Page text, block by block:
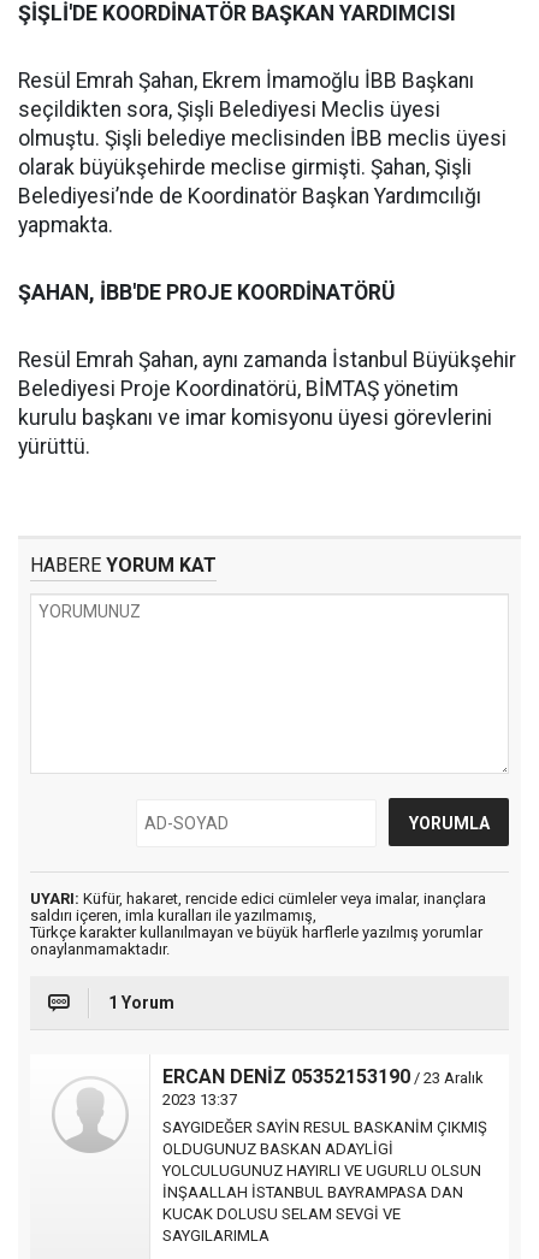
ŞİŞLİ'DE KOORDİNATÖR BAŞKAN YARDIMCISI
Resül Emrah Şahan, Ekrem İmamoğlu İBB Başkanı
seçildikten sora, Şişli Belediyesi Meclis üyesi
olmuştu. Şişli belediye meclisinden İBB meclis üyesi
olarak büyükşehirde meclise girmişti. Şahan, Şişli
Belediyesi’nde de Koordinatör Başkan Yardımcılığı
yapmakta.
ŞAHAN, İBB'DE PROJE KOORDİNATÖRÜ
Resül Emrah Şahan, aynı zamanda İstanbul Büyükşehir
Belediyesi Proje Koordinatörü, BİMTAŞ yönetim
kurulu başkanı ve imar komisyonu üyesi görevlerini
yürüttü.
HABERE YORUM KAT
UYARI: Küfür, hakaret, rencide edici cümleler veya imalar, inançlara
saldırı içeren, imla kuralları ile yazılmamış,
Türkçe karakter kullanılmayan ve büyük harflerle yazılmış yorumlar
onaylanmamaktadır.
1 Yorum
ERCAN DENİZ 05352153190 / 23 Aralık
2023 13:37
SAYGIDEĞER SAYİN RESUL BASKANİM ÇIKMIŞ
OLDUGUNUZ BASKAN ADAYLİGİ
YOLCULUGUNUZ HAYIRLI VE UGURLU OLSUN
İNŞAALLAH İSTANBUL BAYRAMPASA DAN
KUCAK DOLUSU SELAM SEVGİ VE
SAYGILARIMLA